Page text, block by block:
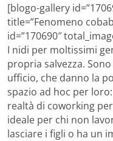
[blogo-gallery
title=”Fenomeno
id=”170690″
I nidi per moltissimi
propria salvezza.
ufficio, che danno la
spazio ad hoc per
realtà di coworking
ideale per chi non
lasciare i figli o ha un